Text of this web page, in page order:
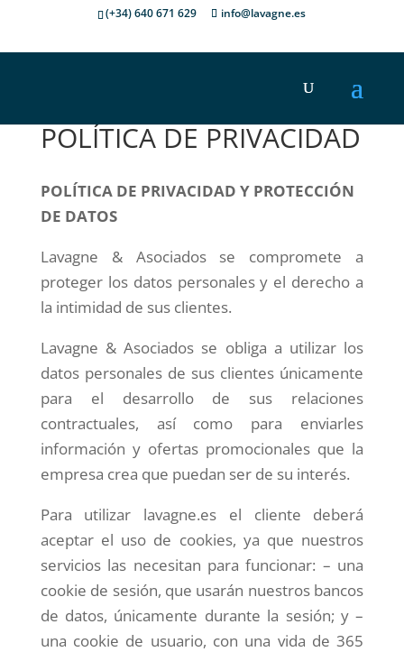
(+34) 640 671 629 info@lavagne.es
POLÍTICA DE PRIVACIDAD
POLÍTICA DE PRIVACIDAD Y PROTECCIÓN
DE DATOS
Lavagne & Asociados se compromete a
proteger los datos personales y el derecho a
la intimidad de sus clientes.
Lavagne & Asociados se obliga a utilizar los
datos personales de sus clientes únicamente
para el desarrollo de sus relaciones
contractuales, así como para enviarles
información y ofertas promocionales que la
empresa crea que puedan ser de su interés.
Para utilizar lavagne.es el cliente deberá
aceptar el uso de cookies, ya que nuestros
servicios las necesitan para funcionar: – una
cookie de sesión, que usarán nuestros bancos
de datos, únicamente durante la sesión; y –
una cookie de usuario, con una vida de 365